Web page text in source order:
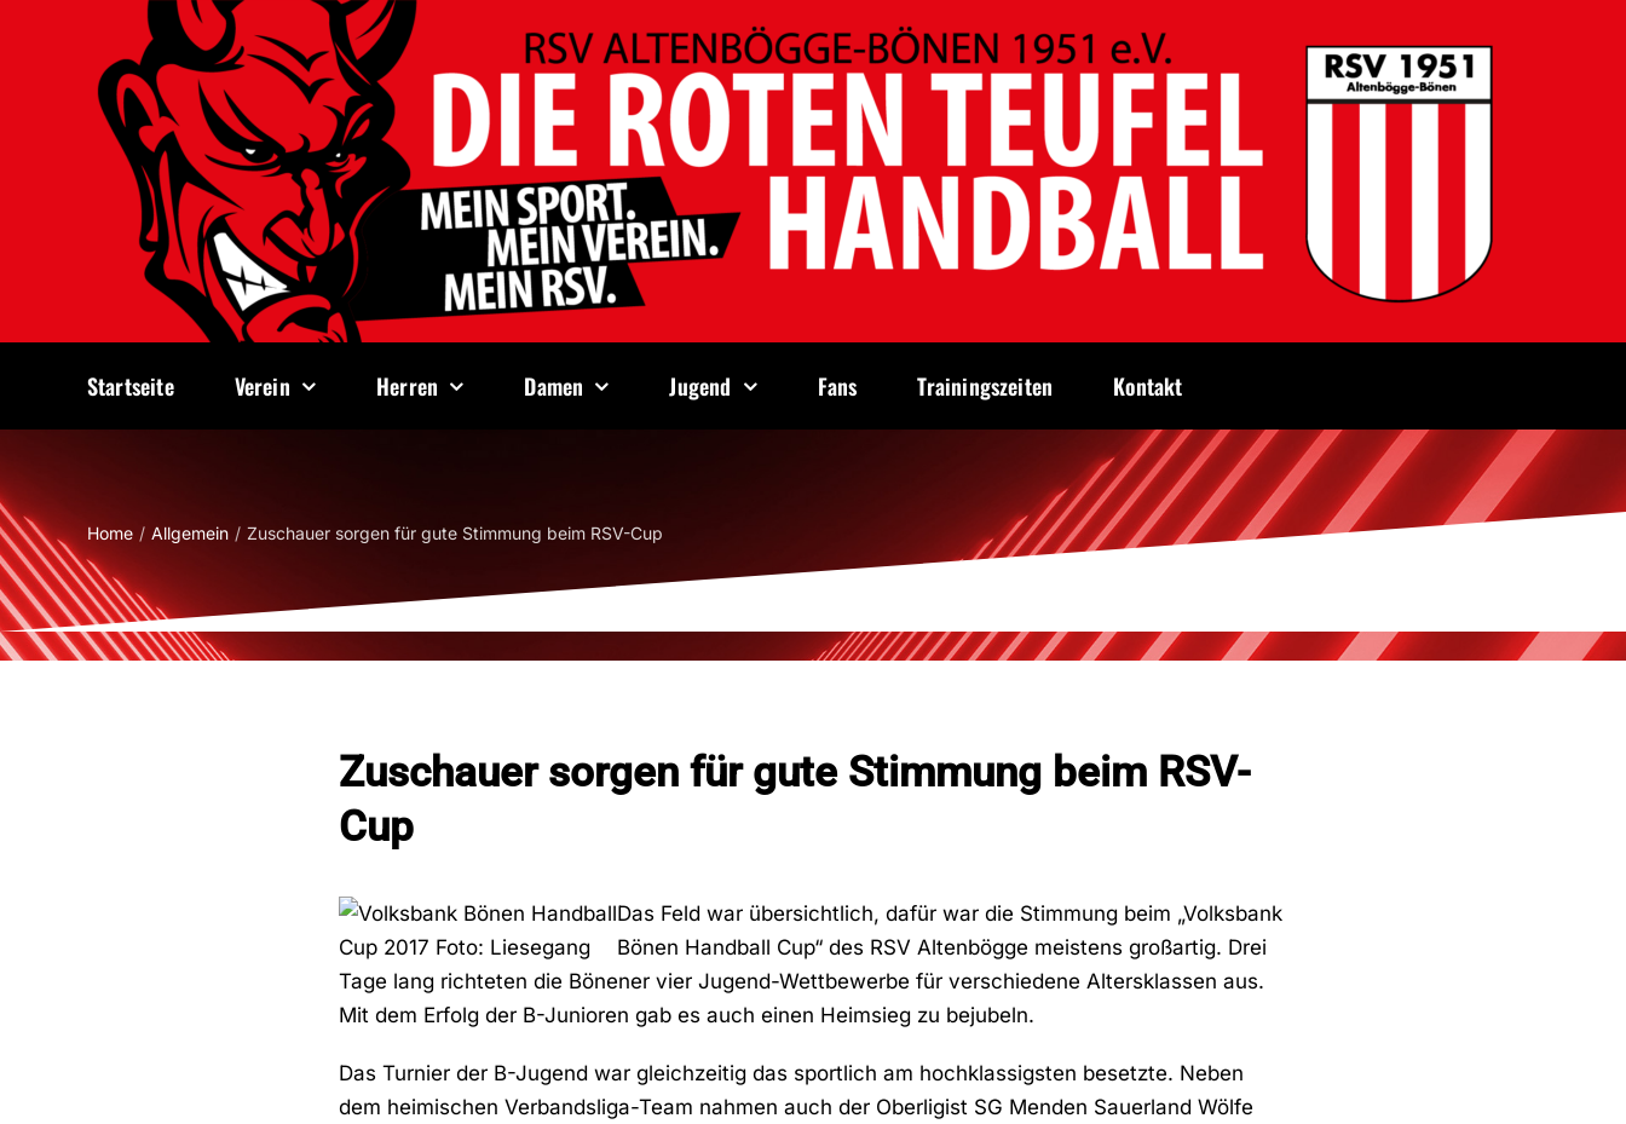
Startseite Verein Herren Damen Jugend Fans Trainingszeiten Kontakt
Home Allgemein Zuschauer sorgen für gute Stimmung beim RSV-Cup
Zuschauer sorgen für gute Stimmung beim RSV-
Cup
Das Feld war übersichtlich, dafür war die Stimmung beim „Volksbank
Bönen Handball Cup“ des RSV Altenbögge meistens großartig. Drei
Tage lang richteten die Bönener vier Jugend-Wettbewerbe für verschiedene Altersklassen aus.
Mit dem Erfolg der B-Junioren gab es auch einen Heimsieg zu bejubeln.
Das Turnier der B-Jugend war gleichzeitig das sportlich am hochklassigsten besetzte. Neben
dem heimischen Verbandsliga-Team nahmen auch der Oberligist SG Menden Sauerland Wölfe